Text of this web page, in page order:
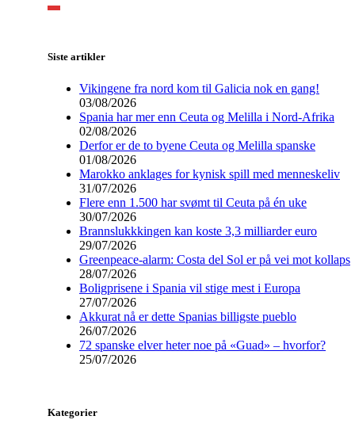
Siste artikler
Vikingene fra nord kom til Galicia nok en gang!
03/08/2026
Spania har mer enn Ceuta og Melilla i Nord-Afrika
02/08/2026
Derfor er de to byene Ceuta og Melilla spanske
01/08/2026
Marokko anklages for kynisk spill med menneskeliv
31/07/2026
Flere enn 1.500 har svømt til Ceuta på én uke
30/07/2026
Brannslukkkingen kan koste 3,3 milliarder euro
29/07/2026
Greenpeace-alarm: Costa del Sol er på vei mot kollaps
28/07/2026
Boligprisene i Spania vil stige mest i Europa
27/07/2026
Akkurat nå er dette Spanias billigste pueblo
26/07/2026
72 spanske elver heter noe på «Guad» – hvorfor?
25/07/2026
Kategorier